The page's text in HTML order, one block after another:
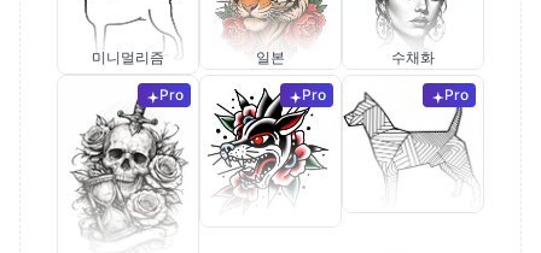
미니멀리즘 일본 수채화
Pro Pro Pro